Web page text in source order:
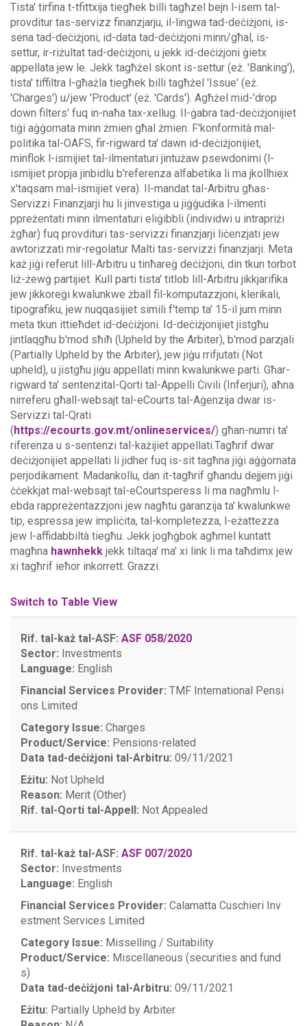
Tista' tirfina t-tfittxija tiegħek billi tagħzel bejn l-isem tal-
provditur tas-servizz finanzjarju, il-lingwa tad-deċiżjoni, is-
sena tad-deċiżjoni, id-data tad-deċiżjoni minn/għal, is-
settur, ir-riżultat tad-deċiżjoni, u jekk id-deċiżjoni ġietx
appellata jew le. Jekk tagħżel skont is-settur (eż. 'Banking'),
tista' tiffiltra l-għażla tiegħek billi tagħżel 'Issue' (eż.
'Charges') u/jew 'Product' (eż. 'Cards'). Agħżel mid-'drop
down filters' fuq in-naħa tax-xellug. Il-ġabra tad-deċiżjonijiet
tiġi aġġornata minn żmien għal żmien. F'konformità mal-
politika tal-OAFS, fir-rigward ta' dawn id-deċiżjonijiet,
minflok l-ismijiet tal-ilmentaturi jintużaw psewdonimi (l-
ismijiet propja jinbidlu b'referenza alfabetika li ma jkollhiex
x'taqsam mal-ismijiet vera). Il-mandat tal-Arbitru għas-
Servizzi Finanzjarji hu li jinvestiga u jiġġudika l-ilmenti
ppreżentati minn ilmentaturi eliġibbli (individwi u intrapriżi
żgħar) fuq provdituri tas-servizzi finanzjarji liċenzjati jew
awtorizzati mir-regolatur Malti tas-servizzi finanzjarji. Meta
każ jiġi referut lill-Arbitru u tinħareġ deċiżjoni, din tkun torbot
liż-żewġ partijiet. Kull parti tista' titlob lill-Arbitru jikkjarifika
jew jikkoreġi kwalunkwe żball fil-komputazzjoni, klerikali,
tipografiku, jew nuqqasijiet simili f'temp ta' 15-il jum minn
meta tkun ittieħdet id-deċiżjoni. Id-deċiżjonijiet jistgħu
jintlaqgħu b'mod sħiħ (Upheld by the Arbiter), b'mod parzjali
(Partially Upheld by the Arbiter), jew jiġu rrifjutati (Not
upheld), u jistgħu jiġu appellati minn kwalunkwe parti. Għar-
rigward ta' sentenzital-Qorti tal-Appelli Ċivili (Inferjuri), aħna
nirreferu għall-websajt tal-eCourts tal-Aġenzija dwar is-
Servizzi tal-Qrati
(https://ecourts.gov.mt/onlineservices/) għan-numri ta'
riferenza u s-sentenzi tal-każijiet appellati.Tagħrif dwar
deċiżjonijiet appellati li jidher fuq is-sit tagħna jiġi aġġornata
perjodikament. Madankollu, dan it-tagħrif għandu dejjem jiġi
ċċekkjat mal-websajt tal-eCourtsperess li ma nagħmlu l-
ebda rappreżentazzjoni jew nagħtu garanzija ta' kwalunkwe
tip, espressa jew impliċita, tal-kompletezza, l-eżattezza
jew l-affidabbiltà tiegħu. Jekk jogħġbok agħmel kuntatt
magħna hawnhekk jekk tiltaqa' ma' xi link li ma taħdimx jew
xi tagħrif ieħor inkorrett. Grazzi.
Switch to Table View
Rif. tal-każ tal-ASF: ASF 058/2020
Sector: Investments
Language: English
Financial Services Provider: TMF International Pensi
ons Limited
Category Issue: Charges
Product/Service: Pensions-related
Data tad-deċiżjoni tal-Arbitru: 09/11/2021
Eżitu: Not Upheld
Reason: Merit (Other)
Rif. tal-Qorti tal-Appell: Not Appealed
Rif. tal-każ tal-ASF: ASF 007/2020
Sector: Investments
Language: English
Financial Services Provider: Calamatta Cuschieri Inv
estment Services Limited
Category Issue: Misselling / Suitability
Product/Service: Miscellaneous (securities and fund
s)
Data tad-deċiżjoni tal-Arbitru: 09/11/2021
Eżitu: Partially Upheld by Arbiter